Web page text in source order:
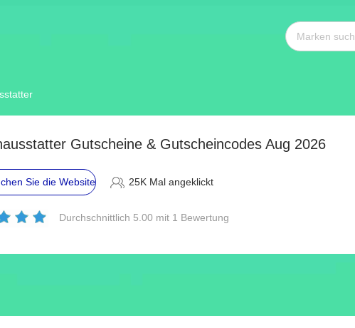
Gutscheine & Gutscheincodes Aug 2026
Sie die Website 25K Mal angeklickt
Durchschnittlich 5.00 mit 1 Bewertung